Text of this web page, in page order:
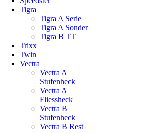
Tigra
Tigra A Serie
Tigra A Sonder
Tigra B TT
Trixx
Twin
Vectra
Vectra A
Stufenheck
Vectra A
Fliessheck
Vectra B
Stufenheck
Vectra B Rest